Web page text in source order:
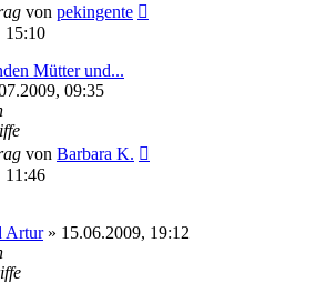
von pekingente
15:10
Mütter und...
09:35
von Barbara K.
11:46
Artur» 15.06.2009, 19:12